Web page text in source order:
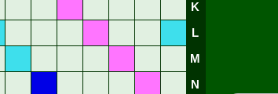
K
L
M
N